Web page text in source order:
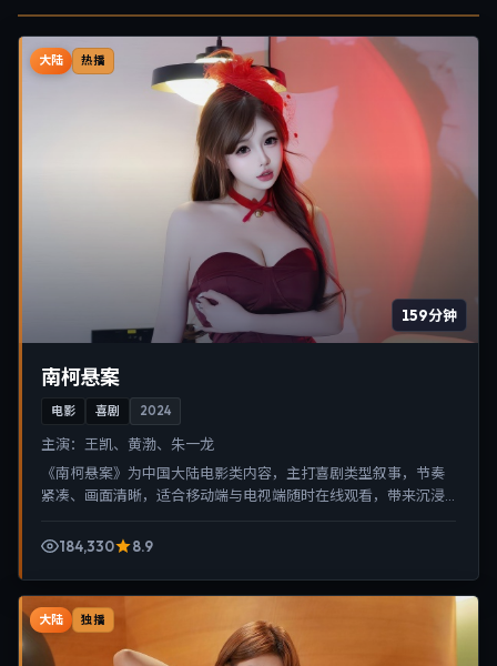
大陆 热播
159分钟
南柯悬案
电影 喜剧 2024
主演： 王凯、黄渤、朱一龙
《南柯悬案》为中国大陆电影类内容，主打喜剧类型叙事，节奏
紧凑、画面清晰，适合移动端与电视端随时在线观看，带来沉浸
184,330
8.9
大陆 独播